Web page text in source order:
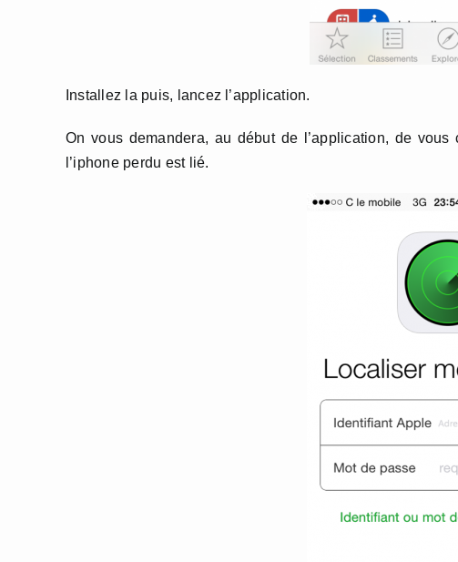
Installez la puis, lancez l’application.
On vous demandera, au début de l’application, de
l’iphone perdu est lié.